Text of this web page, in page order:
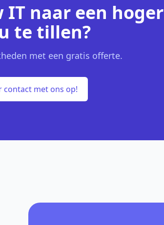
IT naar een hoger
te tillen?
met een gratis offerte.
contact met ons op!